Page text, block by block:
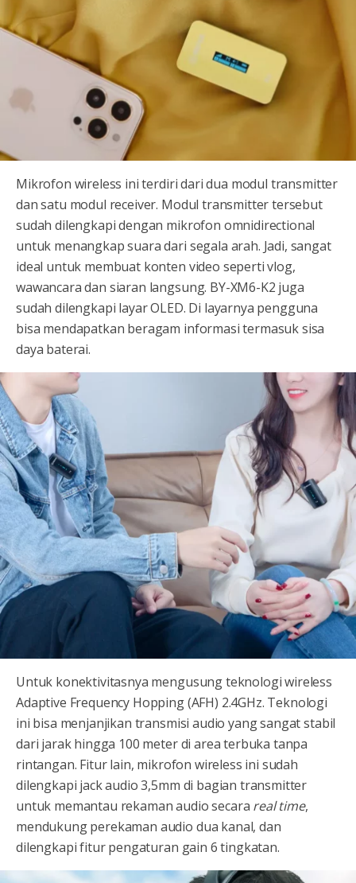
Mikrofon wireless ini terdiri dari dua modul transmitter
dan satu modul receiver. Modul transmitter tersebut
sudah dilengkapi dengan mikrofon omnidirectional
untuk menangkap suara dari segala arah. Jadi, sangat
ideal untuk membuat konten video seperti vlog,
wawancara dan siaran langsung. BY-XM6-K2 juga
sudah dilengkapi layar OLED. Di layarnya pengguna
bisa mendapatkan beragam informasi termasuk sisa
daya baterai.
Untuk konektivitasnya mengusung teknologi wireless
Adaptive Frequency Hopping (AFH) 2.4GHz. Teknologi
ini bisa menjanjikan transmisi audio yang sangat stabil
dari jarak hingga 100 meter di area terbuka tanpa
rintangan. Fitur lain, mikrofon wireless ini sudah
dilengkapi jack audio 3,5mm di bagian transmitter
untuk memantau rekaman audio secara real time,
mendukung perekaman audio dua kanal, dan
dilengkapi fitur pengaturan gain 6 tingkatan.